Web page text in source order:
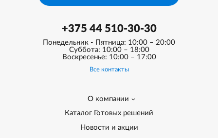
+375 44 510-30-30
Понедельник - Пятница: 10:00 – 20:00
Суббота: 10:00 – 18:00
Воскресенье: 10:00 – 17:00
Все контакты
О компании
Каталог Готовых решений
Новости и акции